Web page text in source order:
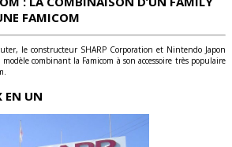
FAMICOM
le constructeur SHARP Corporation et Nintendo Japon
combinant la Famicom à son accessoire très populaire
EN UN